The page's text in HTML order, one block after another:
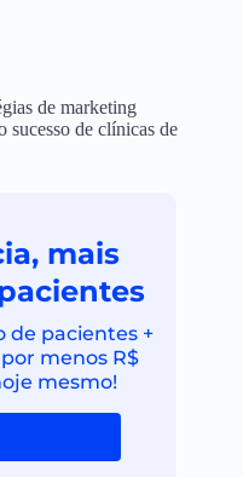
de marketing
sucesso de clínicas de
mais
de pacientes +
menos R$
mesmo!